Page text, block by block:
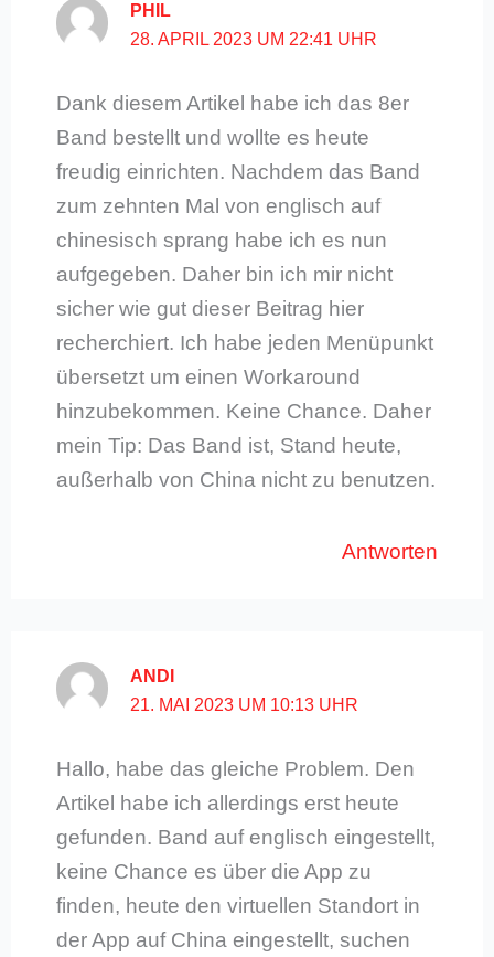
PHIL
28. APRIL 2023 UM 22:41 UHR
Dank diesem Artikel habe ich das 8er
Band bestellt und wollte es heute
freudig einrichten. Nachdem das Band
zum zehnten Mal von englisch auf
chinesisch sprang habe ich es nun
aufgegeben. Daher bin ich mir nicht
sicher wie gut dieser Beitrag hier
recherchiert. Ich habe jeden Menüpunkt
übersetzt um einen Workaround
hinzubekommen. Keine Chance. Daher
mein Tip: Das Band ist, Stand heute,
außerhalb von China nicht zu benutzen.
Antworten
ANDI
21. MAI 2023 UM 10:13 UHR
Hallo, habe das gleiche Problem. Den
Artikel habe ich allerdings erst heute
gefunden. Band auf englisch eingestellt,
keine Chance es über die App zu
finden, heute den virtuellen Standort in
der App auf China eingestellt, suchen